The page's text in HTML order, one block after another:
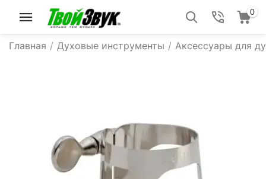
0
Главная / Духовые инструменты / Аксессуары для